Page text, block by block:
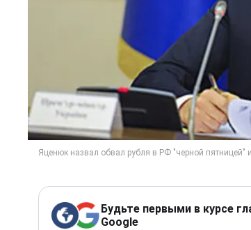
Будьте первыми в курсе
Google